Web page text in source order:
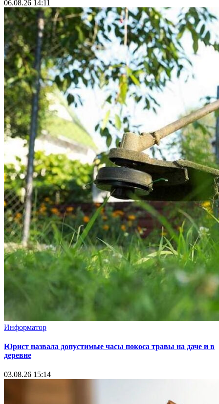
06.08.26 14:11
Информатор
Юрист назвала допустимые часы покоса травы на даче и в
деревне
03.08.26 15:14